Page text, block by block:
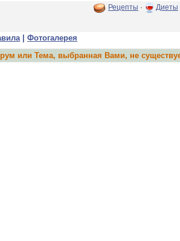
Рецепты · Диеты
| Фотогалерея
или Тема, выбранная Вами, не